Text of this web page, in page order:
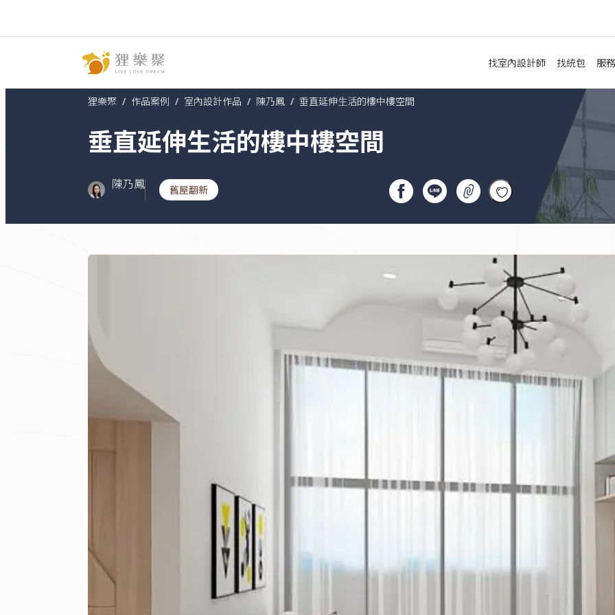
找室內設計師 找統包 服
狸樂聚 作品案例 室內設計作品 陳乃鳳
Current:
垂直延伸生活的樓中樓空間
垂直延伸生活的樓中樓空間
陳乃鳳 舊屋翻新